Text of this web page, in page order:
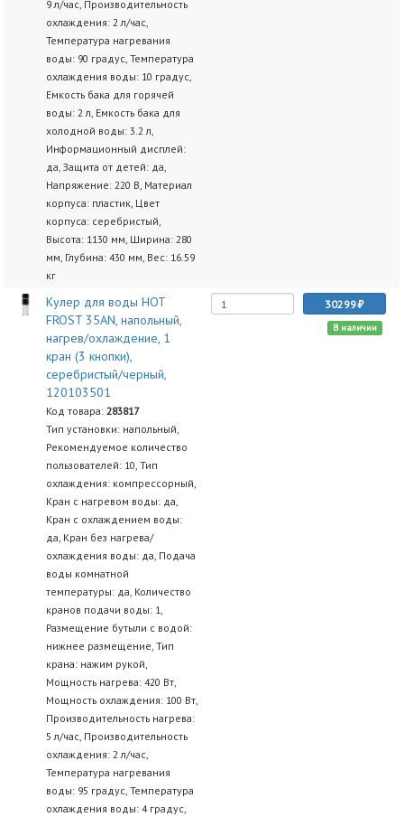
9 л/час, Производительность
охлаждения: 2 л/час,
Температура нагревания
воды: 90 градус, Температура
охлаждения воды: 10 градус,
Емкость бака для горячей
воды: 2 л, Емкость бака для
холодной воды: 3.2 л,
Информационный дисплей:
да, Защита от детей: да,
Напряжение: 220 В, Материал
корпуса: пластик, Цвет
корпуса: серебристый,
Высота: 1130 мм, Ширина: 280
мм, Глубина: 430 мм, Вес: 16.59
кг
Кулер для воды HOT
FROST 35AN, напольный,
нагрев/охлаждение, 1
кран (3 кнопки),
серебристый/черный,
120103501
Код товара: 283817
Тип установки: напольный,
Рекомендуемое количество
пользователей: 10, Тип
охлаждения: компрессорный,
Кран с нагревом воды: да,
Кран с охлаждением воды:
да, Кран без нагрева/
охлаждения воды: да, Подача
воды комнатной
температуры: да, Количество
кранов подачи воды: 1,
Размещение бутыли с водой:
нижнее размещение, Тип
крана: нажим рукой,
Мощность нагрева: 420 Вт,
Мощность охлаждения: 100 Вт,
Производительность нагрева:
5 л/час, Производительность
охлаждения: 2 л/час,
Температура нагревания
воды: 95 градус, Температура
охлаждения воды: 4 градус,
30299
В наличии